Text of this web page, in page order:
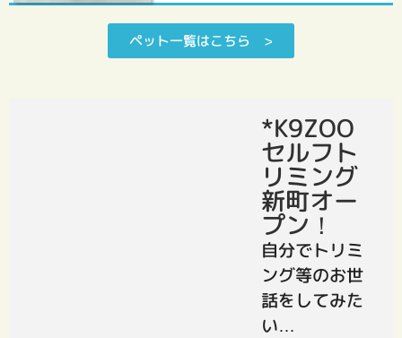
ペット一覧はこちら >
*K9ZOO
セルフト
リミング
新町オー
プン！
自分でトリミ
ング等のお世
話をしてみた
い…